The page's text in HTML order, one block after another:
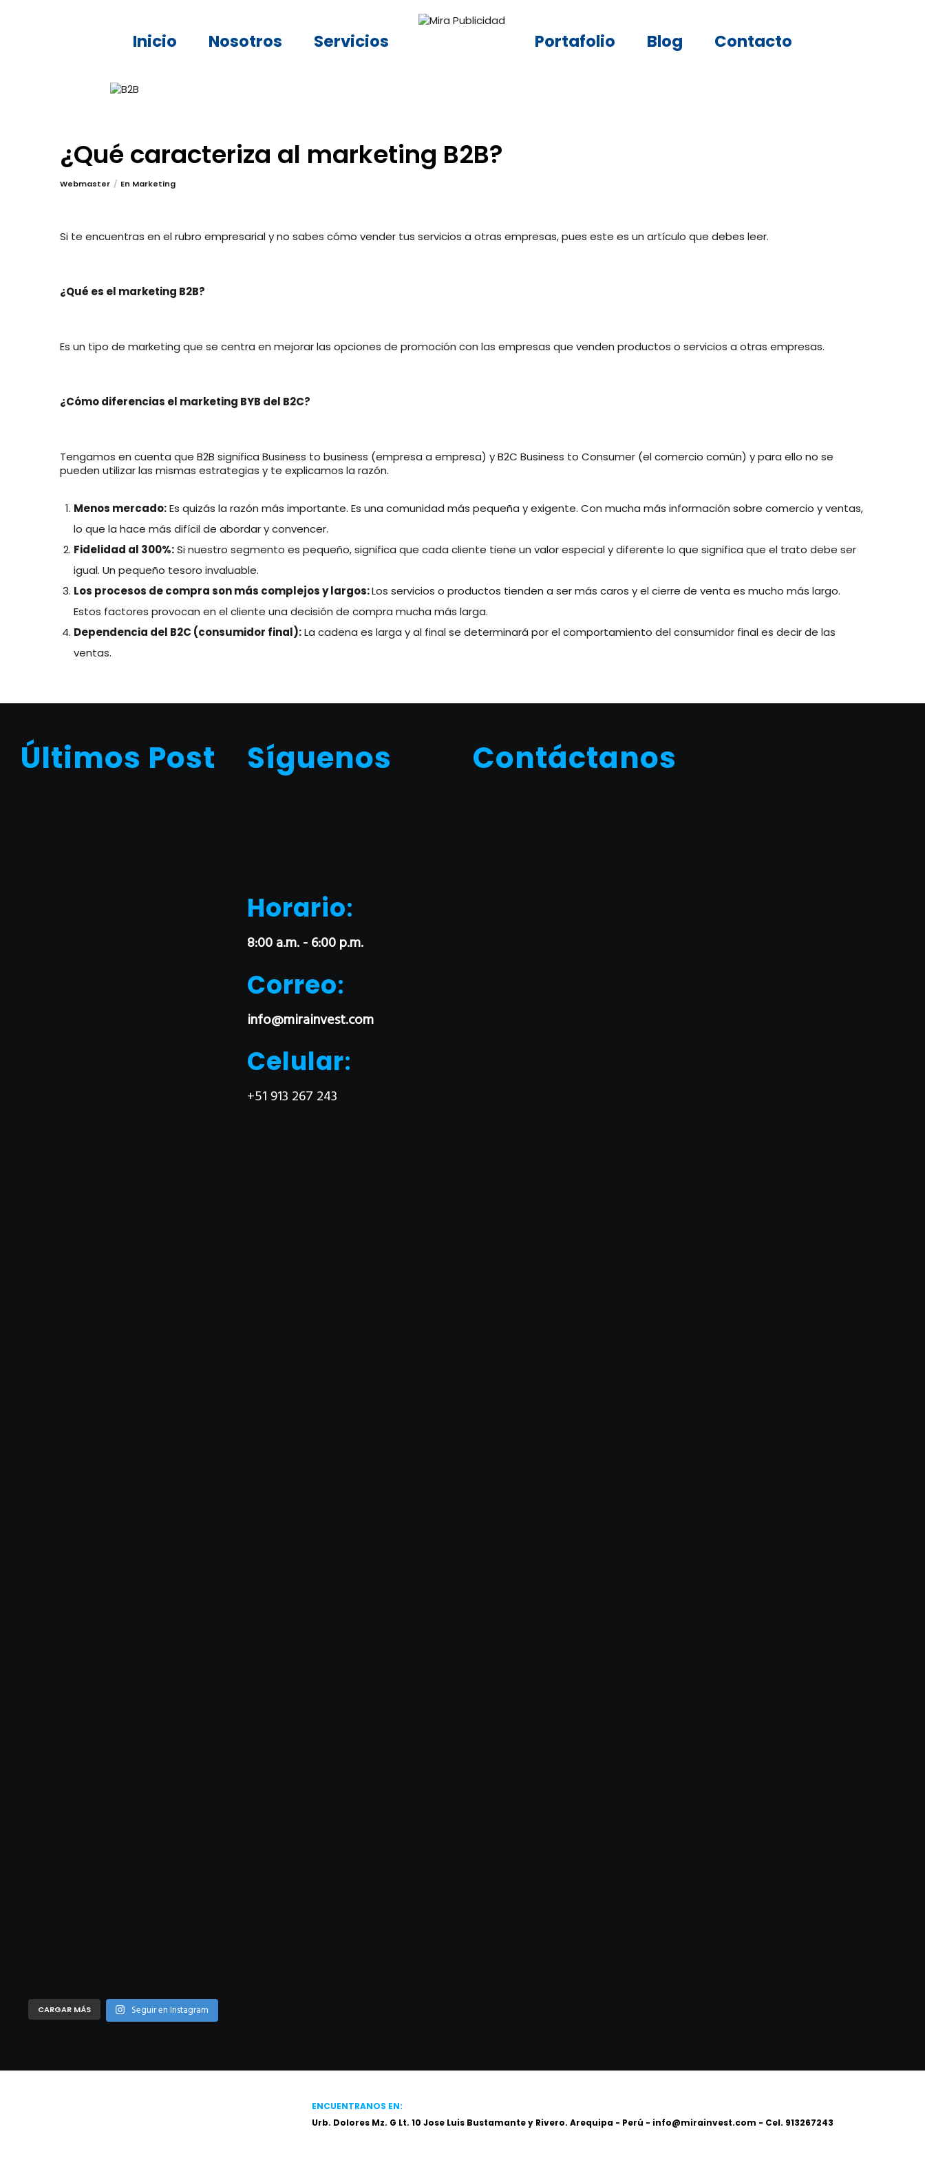
Inicio Nosotros Servicios Portafolio Blog Contacto
¿Qué caracteriza al marketing B2B?
Webmaster En Marketing
Si te encuentras en el rubro empresarial y no sabes cómo vender tus servicios a otras empresas, pues este es un artículo que debes leer.
¿Qué es el marketing B2B?
Es un tipo de marketing que se centra en mejorar las opciones de promoción con las empresas que venden productos o servicios a otras empresas.
¿Cómo diferencias el marketing BYB del B2C?
Tengamos en cuenta que B2B significa Business to business (empresa a empresa) y B2C Business to Consumer (el comercio común) y para ello no se
pueden utilizar las mismas estrategias y te explicamos la razón.
Menos mercado:Es quizás la razón más importante. Es una comunidad más pequeña y exigente. Con mucha más información sobre comercio y ventas,
lo que la hace más difícil de abordar y convencer.
Fidelidad al 300%:Si nuestro segmento es pequeño, significa que cada cliente tiene un valor especial y diferente lo que significa que el trato debe ser
igual. Un pequeño tesoro invaluable.
Los procesos de compra son más complejos y largos:Los servicios o productos tienden a ser más caros y el cierre de venta es mucho más largo.
Estos factores provocan en el cliente una decisión de compra mucha más larga.
Dependencia del B2C (consumidor final):La cadena es larga y al final se determinará por el comportamiento del consumidor final es decir de las
ventas.
Últimos Post
CARGAR MÁS Seguir en Instagram
Síguenos
Horario:
8:00 a.m. - 6:00 p.m.
Correo:
info@mirainvest.com
Celular:
+51 913 267 243
Contáctanos
ENCUENTRANOS EN:
Urb. Dolores Mz. G Lt. 10 Jose Luis Bustamante y Rivero. Arequipa - Perú - info@mirainvest.com - Cel. 913267243